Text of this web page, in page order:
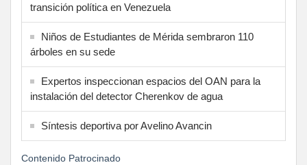
transición política en Venezuela
Niños de Estudiantes de Mérida sembraron 110
árboles en su sede
Expertos inspeccionan espacios del OAN para la
instalación del detector Cherenkov de agua
Síntesis deportiva por Avelino Avancin
Contenido Patrocinado